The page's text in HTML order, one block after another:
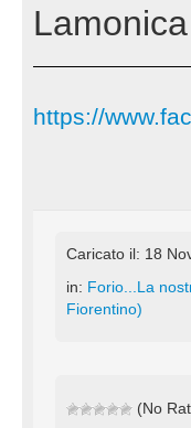
https://
Caricato il: 18
in: Forio...La
Fiorentino)
(No